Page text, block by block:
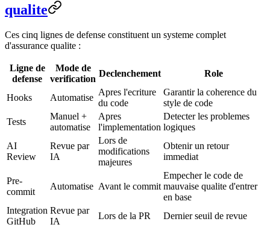
qualite
Ces cinq lignes de defense constituent un systeme complet
d'assurance qualite :
Ligne de
defense
Mode de
verification
Declenchement Role
Hooks Automatise
Apres l'ecriture
du code
Garantir la coherence du
style de code
Tests
Manuel +
automatise
Apres
l'implementation
Detecter les problemes
logiques
AI
Review
Revue par
IA
Lors de
modifications
majeures
Obtenir un retour
immediat
Pre-
commit
Automatise Avant le commit
Empecher le code de
mauvaise qualite d'entrer
en base
Integration
GitHub
Revue par
IA
Lors de la PR Dernier seuil de revue